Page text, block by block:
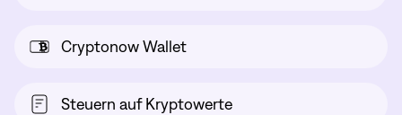
Cryptonow Wallet
Steuern auf Kryptowerte